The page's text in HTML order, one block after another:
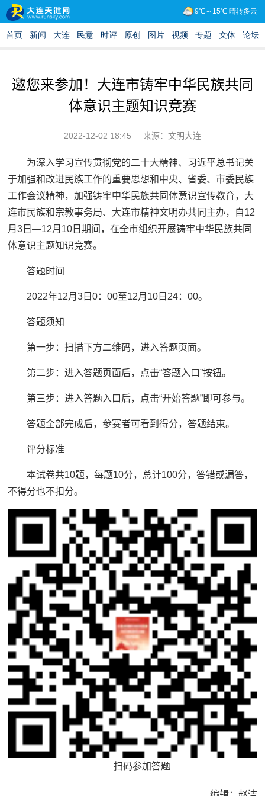
邀您来参加！大连市铸牢中华民族共同
体意识主题知识竞赛
2022-12-02 18:45 来源：文明大连
为深入学习宣传贯彻党的二十大精神、习近平总书记关
于加强和改进民族工作的重要思想和中央、省委、市委民族
工作会议精神，加强铸牢中华民族共同体意识宣传教育，大
连市民族和宗教事务局、大连市精神文明办共同主办，自12
月3日—12月10日期间，在全市组织开展铸牢中华民族共同
体意识主题知识竞赛。
答题时间
2022年12月3日0：00至12月10日24：00。
答题须知
第一步：扫描下方二维码，进入答题页面。
第二步：进入答题页面后，点击“答题入口”按钮。
第三步：进入答题入口后，点击“开始答题”即可参与。
答题全部完成后，参赛者可看到得分，答题结束。
评分标准
本试卷共10题，每题10分，总计100分，答错或漏答，
不得分也不扣分。
扫码参加答题